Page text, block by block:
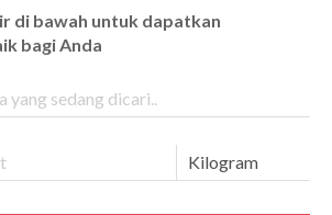
di bawah untuk dapatkan
bagi Anda